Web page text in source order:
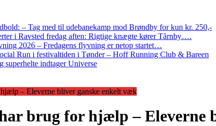
– Tag med til udebanekamp mod Brøndby for kun kr. 250,-
i Ravsted fredag aften: Rigtige knægte kører Tårnby….
2026 – Fredagens flyvning er netop startet…
Run i festivaltiden i Tønder – Hoff Running Club & Bareen
superhelte indtager Universe
– Eleverne bliver ganske enkelt væk
brug for hjælp – Eleverne